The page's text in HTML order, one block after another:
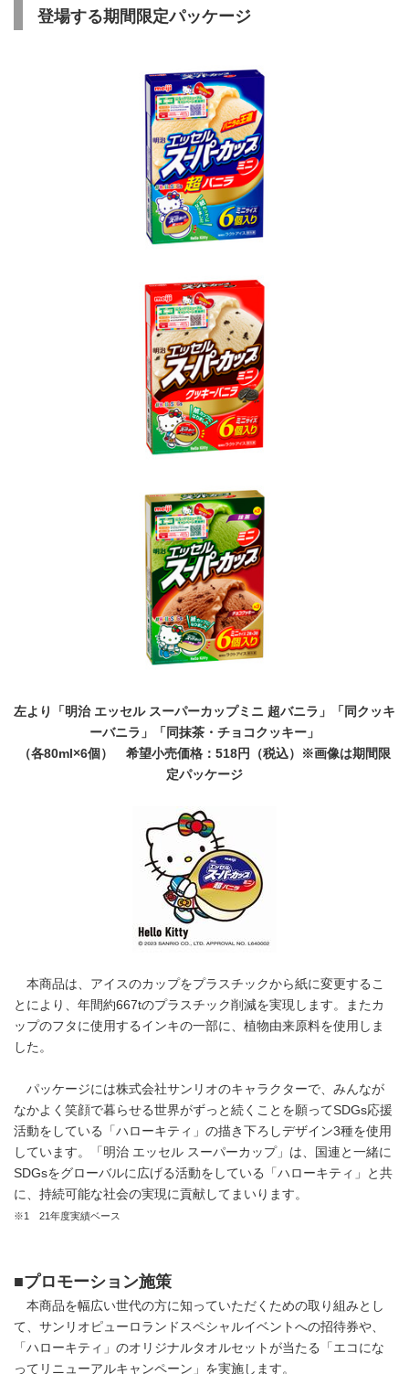
登場する期間限定パッケージ
左より「明治 エッセル スーパーカップミニ 超バニラ」「同クッキ
ーバニラ」「同抹茶・チョコクッキー」
（各80ml×6個） 希望小売価格： 518 円（税込）※画像は期間限
定パッケージ
本商品は、アイスのカップをプラスチックから紙に変更するこ
とにより、年間約667tのプラスチック削減を実現します。またカ
ップのフタに使用するインキの一部に、植物由来原料を使用しま
した。
パッケージには株式会社サンリオのキャラクターで、みんなが
なかよく笑顔で暮らせる世界がずっと続くことを願ってSDGs応援
活動をしている「ハローキティ」の描き下ろしデザイン3種を使用
しています。「明治 エッセル スーパーカップ」は、国連と一緒に
SDGsをグローバルに広げる活動をしている「ハローキティ」と共
に、持続可能な社会の実現に貢献してまいります。
※1 21年度実績ベース
■プロモーション施策
本商品を幅広い世代の方に知っていただくための取り組みとし
て、サンリオピューロランドスペシャルイベントへの招待券や、
「ハローキティ」のオリジナルタオルセットが当たる「エコにな
ってリニューアルキャンペーン」を実施します。